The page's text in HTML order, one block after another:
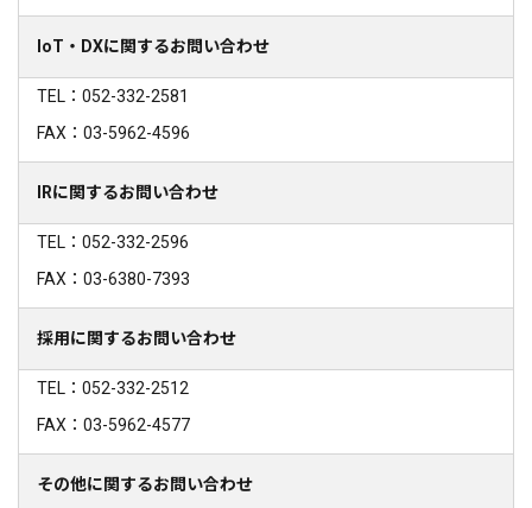
IoT・DXに関するお問い合わせ
TEL：052-332-2581
FAX：03-5962-4596
IRに関するお問い合わせ
TEL：052-332-2596
FAX：03-6380-7393
採用に関するお問い合わせ
TEL：052-332-2512
FAX：03-5962-4577
その他に関するお問い合わせ